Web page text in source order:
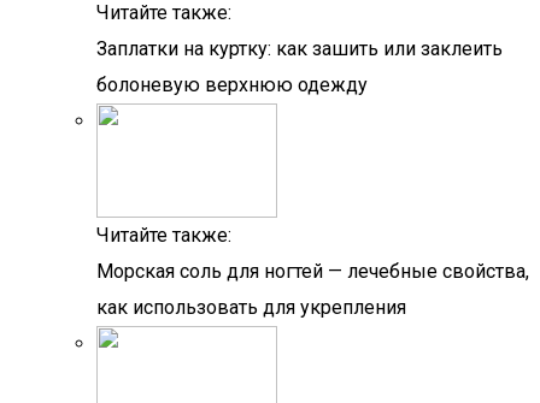
Читайте также:
Заплатки на куртку: как зашить или заклеить
болоневую верхнюю одежду
Читайте также:
Морская соль для ногтей — лечебные свойства,
как использовать для укрепления